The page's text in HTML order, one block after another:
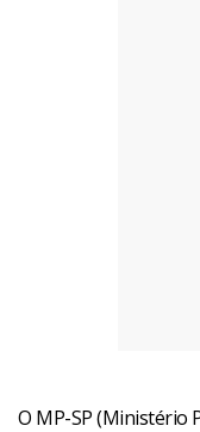
O MP-SP (Ministério